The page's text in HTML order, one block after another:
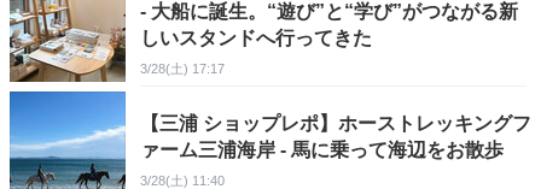
- 大船に誕生。“遊び”と“学び”がつながる新
しいスタンドへ行ってきた
3/28(土) 17:17
【三浦 ショップレポ】ホーストレッキングフ
ァーム三浦海岸 - 馬に乗って海辺をお散歩
3/28(土) 11:40